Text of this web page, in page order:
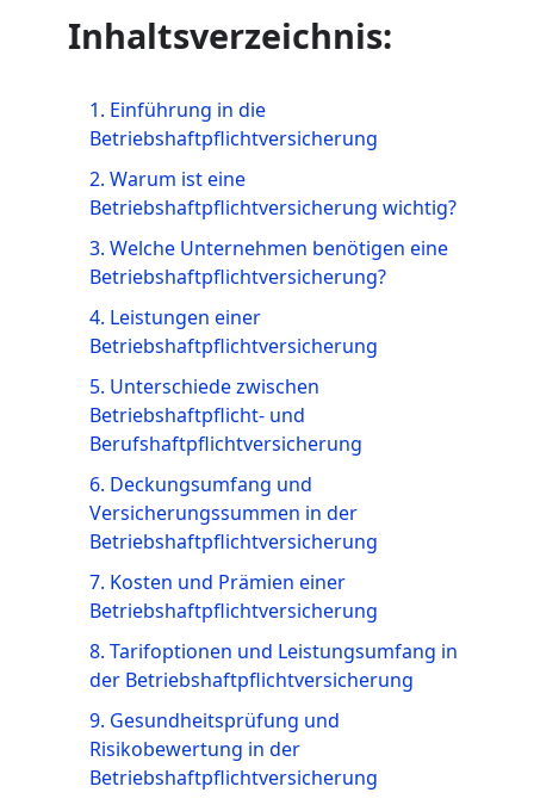
Inhaltsverzeichnis:
1. Einführung in die
Betriebshaftpflichtversicherung
2. Warum ist eine
Betriebshaftpflichtversicherung wichtig?
3. Welche Unternehmen benötigen eine
Betriebshaftpflichtversicherung?
4. Leistungen einer
Betriebshaftpflichtversicherung
5. Unterschiede zwischen
Betriebshaftpflicht- und
Berufshaftpflichtversicherung
6. Deckungsumfang und
Versicherungssummen in der
Betriebshaftpflichtversicherung
7. Kosten und Prämien einer
Betriebshaftpflichtversicherung
8. Tarifoptionen und Leistungsumfang in
der Betriebshaftpflichtversicherung
9. Gesundheitsprüfung und
Risikobewertung in der
Betriebshaftpflichtversicherung